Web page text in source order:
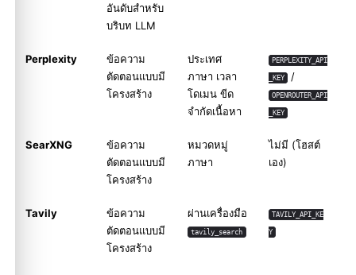
อันดับสำหรับ
บริบท LLM
Perplexity
ข้อความ
ตัดตอนแบบมี
โครงสร้าง
ประเทศ
ภาษา เวลา
โดเมน ขีด
จำกัดเนื้อหา
PERPLEXITY_API
_KEY /
OPENROUTER_API
_KEY
SearXNG
ข้อความ
ตัดตอนแบบมี
โครงสร้าง
หมวดหมู่
ภาษา
ไม่มี (โฮสต์
เอง)
Tavily
ข้อความ
ตัดตอนแบบมี
โครงสร้าง
ผ่านเครื่องมือ
tavily_search
TAVILY_API_KE
Y